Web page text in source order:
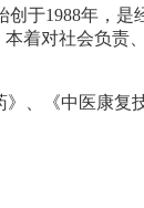
于1988年，
着对社会负
、《中医康